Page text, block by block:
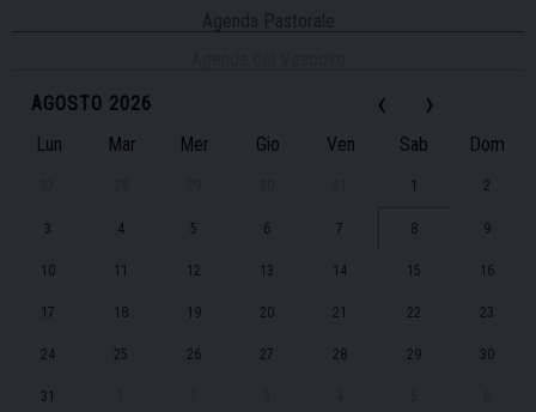
Agenda Pastorale
‹
AGOSTO 2026 ›
Lun Mar Mer Gio Ven Sab Dom
1 2
3 4 5 6 7 8 9
10 11 12 13 14 15 16
17 18 19 20 21 22 23
24 25 26 27 28 29 30
31